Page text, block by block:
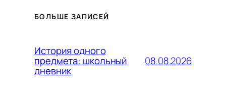
БОЛЬШЕ ЗАПИСЕЙ
История одного
предмета: школьный
дневник
08.08.2026